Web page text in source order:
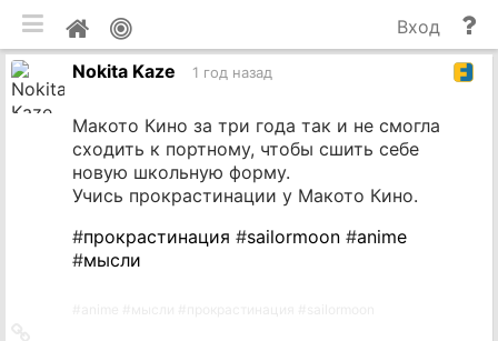
Мой
профиль
и
Вход
Nokita Kaze
1 год назад
Макото Кино за три года так и не смогла
сходить к портному, чтобы сшить себе
новую школьную форму.
Учись прокрастинации у Макото Кино.
#прокрастинация #sailormoon #anime
#мысли
мобильная версия